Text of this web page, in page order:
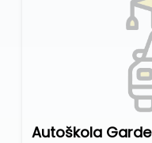
Autoškola Garde